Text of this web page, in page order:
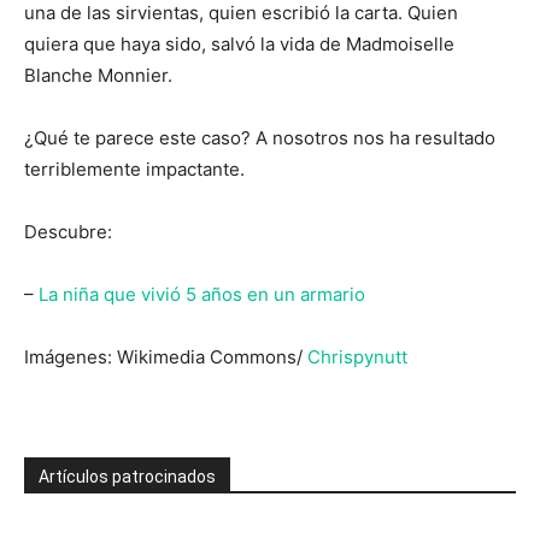
una de las sirvientas, quien escribió la carta. Quien
quiera que haya sido, salvó la vida de Madmoiselle
Blanche Monnier.
¿Qué te parece este caso? A nosotros nos ha resultado
terriblemente impactante.
Descubre:
– La niña que vivió 5 años en un armario
Imágenes: Wikimedia Commons/ Chrispynutt
Artículos patrocinados